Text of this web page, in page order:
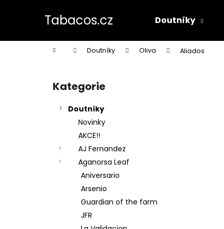
Tabacos.cz Doutníky
Domů Doutníky Oliva Aliados
Přeskočit
kategorie
Kategorie
Doutníky
Novinky
AKCE!!
AJ Fernandez
Aganorsa Leaf
Aniversario
Arsenio
Guardian of the farm
JFR
í
Zpět
do
Zpět
do